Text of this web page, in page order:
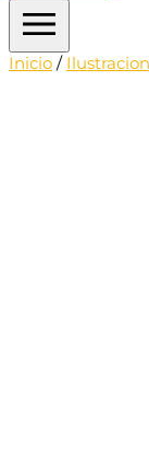
Inicio /